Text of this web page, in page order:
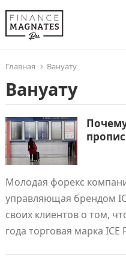
Главная Вануату
Вануату
Молодая форекс
управляющая брендом
своих клиентов о том,
года торговая марка ICE